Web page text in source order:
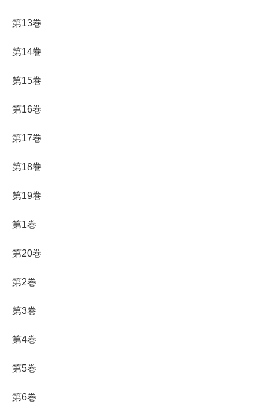
第13巻
第14巻
第15巻
第16巻
第17巻
第18巻
第19巻
第1巻
第20巻
第2巻
第3巻
第4巻
第5巻
第6巻